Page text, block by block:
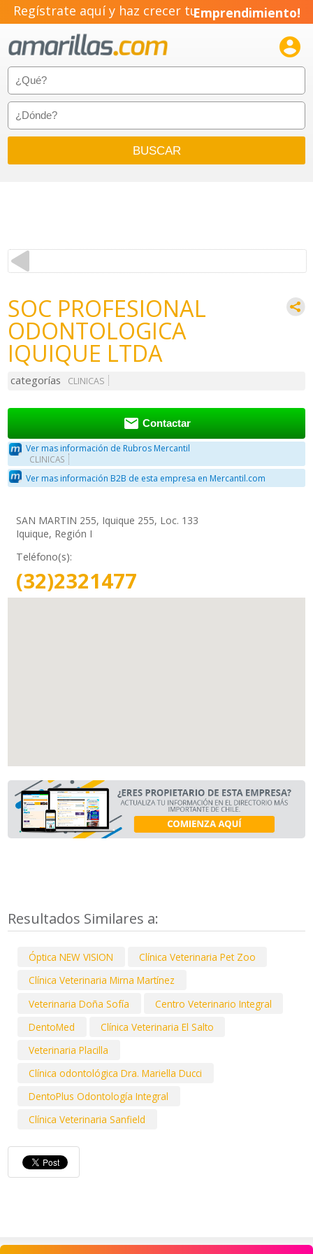
Regístrate aquí y haz crecer tuEmprendimiento!

SOC PROFESIONAL
ODONTOLOGICA
IQUIQUE LTDA
categorías CLINICAS
 Contactar
Ver mas información de Rubros Mercantil
CLINICAS
Ver mas información B2B de esta empresa en Mercantil.com
SAN MARTIN 255, Iquique 255, Loc. 133
Iquique, Región I
Teléfono(s):
(32)2321477
Resultados Similares a:
Óptica NEW VISION
Clínica Veterinaria Pet Zoo
Clínica Veterinaria Mirna Martínez
Veterinaria Doña Sofía
Centro Veterinario Integral
DentoMed
Clínica Veterinaria El Salto
Veterinaria Placilla
Clínica odontológica Dra. Mariella Ducci
DentoPlus Odontología Integral
Clínica Veterinaria Sanfield